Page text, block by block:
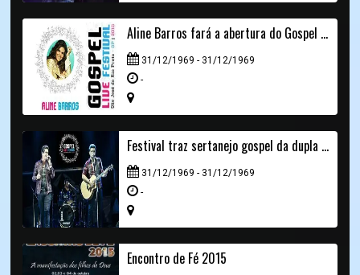
Aline Barros fará a abertura do Gospel Live Festival
31/12/1969 - 31/12/1969
-
Festival traz sertanejo gospel da dupla André e Felipe
31/12/1969 - 31/12/1969
-
Encontro de Fé 2015